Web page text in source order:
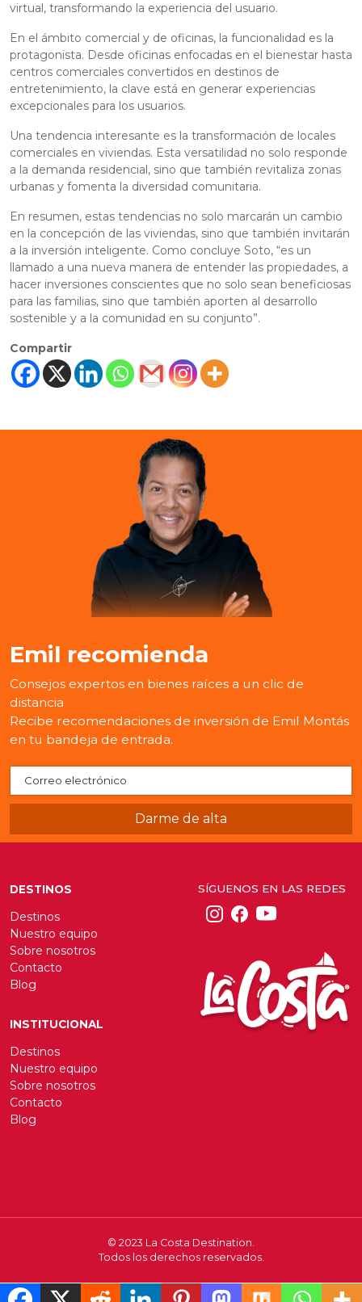
virtual, transformando la experiencia del usuario.
En el ámbito comercial y de oficinas, la funcionalidad es la
protagonista. Desde oficinas enfocadas en el bienestar hasta
centros comerciales convertidos en destinos de
entretenimiento, la clave está en generar experiencias
excepcionales para los usuarios.
Una tendencia interesante es la transformación de locales
comerciales en viviendas. Esta versatilidad no solo responde
a la demanda residencial, sino que también revitaliza zonas
urbanas y fomenta la diversidad comunitaria.
En resumen, estas tendencias no solo marcarán un cambio
en la concepción de las viviendas, sino que también invitarán
a la inversión inteligente. Como concluye Soto, “es un
llamado a una nueva manera de entender las propiedades, a
hacer inversiones conscientes que no solo sean beneficiosas
para las familias, sino que también aporten al desarrollo
sostenible y a la comunidad en su conjunto”.
Compartir
Emil recomienda
Consejos expertos en bienes raíces a un clic de
distancia
Recibe recomendaciones de inversión de Emil Montás
en tu bandeja de entrada.
DESTINOS
Destinos
Nuestro equipo
Sobre nosotros
Contacto
Blog
INSTITUCIONAL
Destinos
Nuestro equipo
Sobre nosotros
Contacto
Blog
SÍGUENOS EN LAS REDES
© 2023 La Costa Destination.
Todos los derechos reservados.